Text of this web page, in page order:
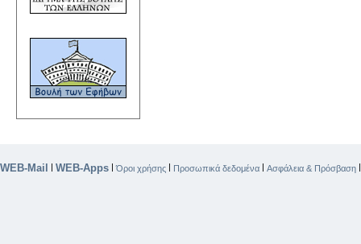
WEB-Mail WEB-Apps |Όροι χρήσης Προσωπικά δεδομένα Ασφάλεια & Πρόσβαση